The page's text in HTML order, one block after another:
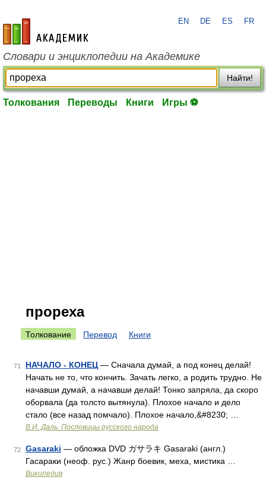
academic.ru
EN DE ES FR
Словари и энциклопедии на Академике
Найти!
Толкования Переводы Книги Игры ⚽
прореха
Толкование Перевод Книги
71 НАЧАЛО - КОНЕЦ — Сначала думай, а под конец делай!
Начать не то, что кончить. Зачать легко, а родить трудно. Не
начавши думай, а начавши делай! Тонко запряла, да скоро
оборвала (да толсто вытянула). Плохое начало и дело
стало (все назад помчало). Плохое начало,&#8230; …
В.И. Даль. Пословицы русского народа
72 Gasaraki — обложка DVD ガサラキ Gasaraki (англ.)
Гасараки (неоф. рус.) Жанр боевик, меха, мистика …
Википедия